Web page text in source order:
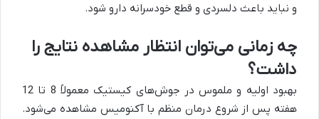
و نباید باعث دلسردی و قطع خودسرانه دارو شود.
چه زمانی می‌توان انتظار مشاهده نتایج را
داشت؟
بهبود اولیه و ملموس در جوش‌های کیستیک معمولاً 8 تا 12
هفته پس از شروع درمان منظم با آکنومیس مشاهده می‌شود.